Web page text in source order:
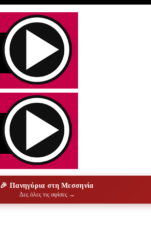
🎉 Πανηγύρια στη Μεσσηνία
Δες όλες τις αφίσες →